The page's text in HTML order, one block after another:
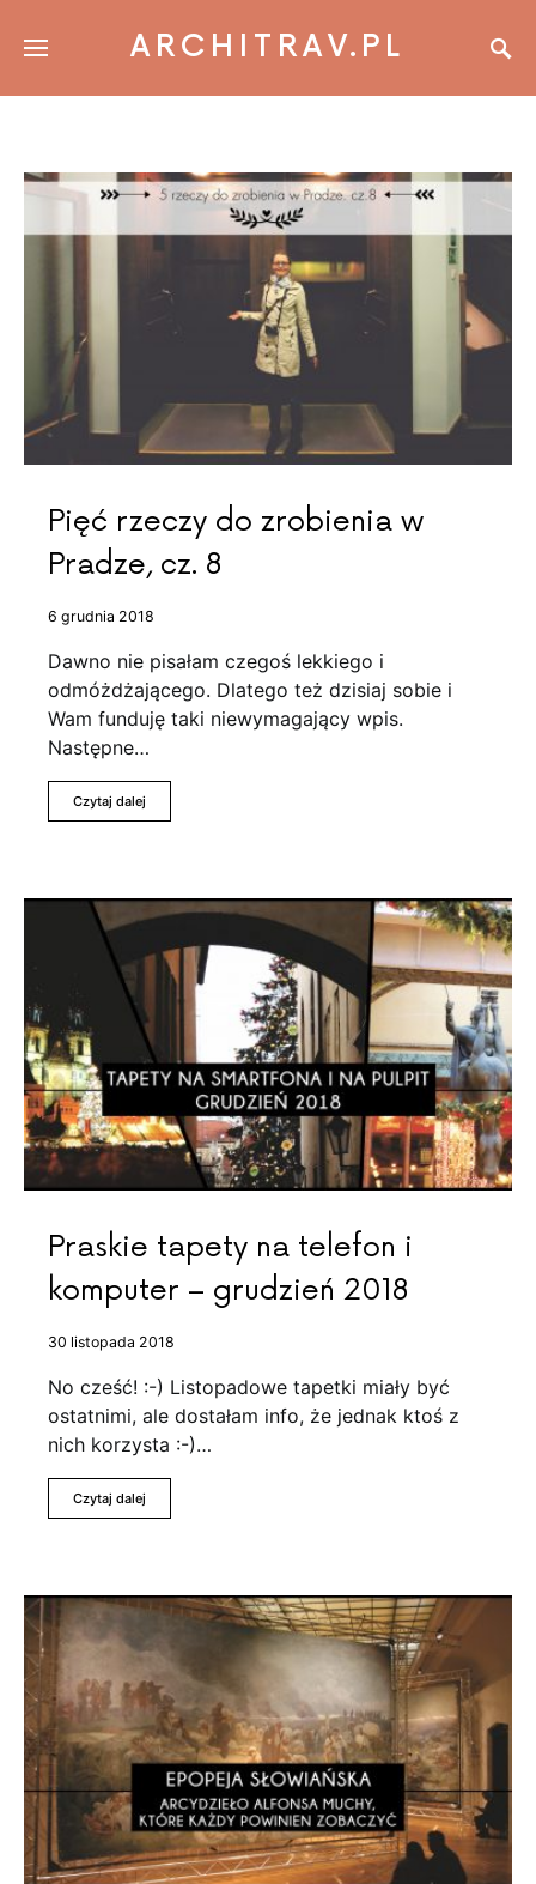
ARCHITRAV.PL
Pięć rzeczy do zrobienia w
Pradze, cz. 8
6 grudnia 2018
Dawno nie pisałam czegoś lekkiego i
odmóżdżającego. Dlatego też dzisiaj sobie i
Wam funduję taki niewymagający wpis.
Następne…
Czytaj dalej
Praskie tapety na telefon i
komputer – grudzień 2018
30 listopada 2018
No cześć! :-) Listopadowe tapetki miały być
ostatnimi, ale dostałam info, że jednak ktoś z
nich korzysta :-)…
Czytaj dalej